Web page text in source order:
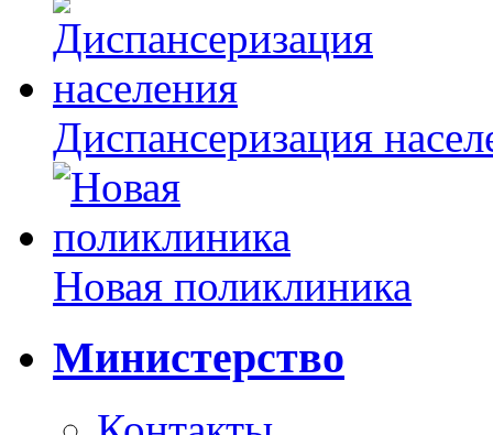
Диспансеризация
Новая поликлиника
Министерство